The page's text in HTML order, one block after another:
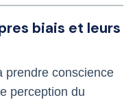
biais et leurs
prendre conscience
perception du